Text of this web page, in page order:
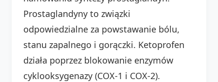
Prostaglandyny to związki
odpowiedzialne za powstawanie bólu,
stanu zapalnego i gorączki. Ketoprofen
działa poprzez blokowanie enzymów
cyklooksygenazy (COX-1 i COX-2).